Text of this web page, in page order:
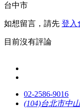
台中市
如想留言，請先 登入
目前沒有評論
02-2586-9016
(104)台北市中